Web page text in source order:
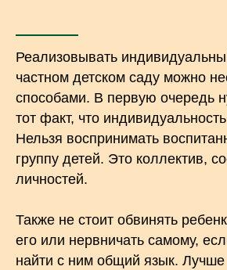
Реализовывать
частном детском саду можно
способами. В первую очередь
тот факт, что
Нельзя воспринимать
группу детей. Это коллектив,
личностей.
Также не стоит обвинять
его или нервничать самому,
найти с ним общий язык. Лучше